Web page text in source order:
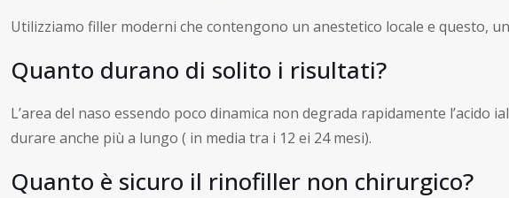
Utilizziamo filler moderni che contengono un anestetico locale e questo,
Quanto durano di solito i risultati?
L’area del naso essendo poco dinamica non degrada rapidamente
durare anche più a lungo ( in media tra i 12 ei 24 mesi).
Quanto è sicuro il rinofiller non chirurgico?